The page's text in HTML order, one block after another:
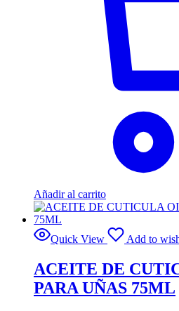
Añadir al carrito
Quick View Add to
ACEITE DE
PARA UÑAS 75ML